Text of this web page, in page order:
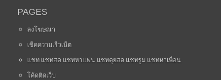
PAGES
ลงโฆษณา
เช็คความเร็วเน็ต
แชท แชทสด แชทหาแฟน แชทคุยสด แชทรูม แชทหาเพื่อน
โค้ดติดเว็บ